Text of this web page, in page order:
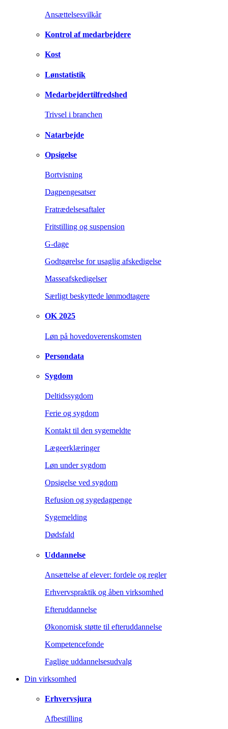
Ansættelsesvilkår
Kontrol af medarbejdere
Kost
Lønstatistik
Medarbejdertilfredshed
Trivsel i branchen
Natarbejde
Opsigelse
Bortvisning
Dagpengesatser
Fratrædelsesaftaler
Fritstilling og suspension
G-dage
Godtgørelse for usaglig afskedigelse
Masseafskedigelser
Særligt beskyttede lønmodtagere
OK 2025
Løn på hovedoverenskomsten
Persondata
Sygdom
Deltidssygdom
Ferie og sygdom
Kontakt til den sygemeldte
Lægeerklæringer
Løn under sygdom
Opsigelse ved sygdom
Refusion og sygedagpenge
Sygemelding
Dødsfald
Uddannelse
Ansættelse af elever: fordele og regler
Erhvervspraktik og åben virksomhed
Efteruddannelse
Økonomisk støtte til efteruddannelse
Kompetencefonde
Faglige uddannelsesudvalg
Din virksomhed
Erhvervsjura
Afbestilling